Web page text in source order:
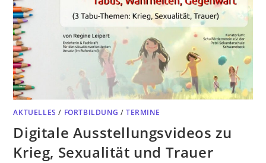
AKTUELLES / FORTBILDUNG /TERMINE
Digitale Ausstellungsvideos zu
Krieg, Sexualität und Trauer